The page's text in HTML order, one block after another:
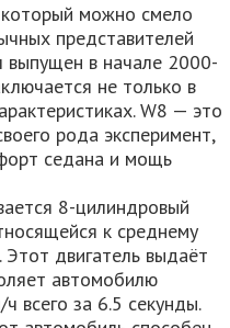
можно смело
представителей
выпущен в начале 2000-
не только в
W8 — это
рода эксперимент,
седана и мощь
8-цилиндровый
к среднему
двигатель выдаёт
автомобилю
всего за 6.5 секунды.